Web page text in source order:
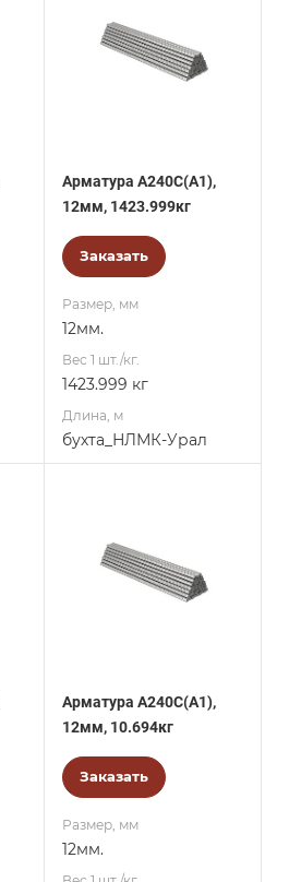
Арматура А240С(А1),
12мм, 1423.999кг
Заказать
Размер, мм
12мм.
Вес 1 шт./кг.
1423.999 кг
Длина, м
бухта_НЛМК-Урал
Арматура А240С(А1),
12мм, 10.694кг
Заказать
Размер, мм
12мм.